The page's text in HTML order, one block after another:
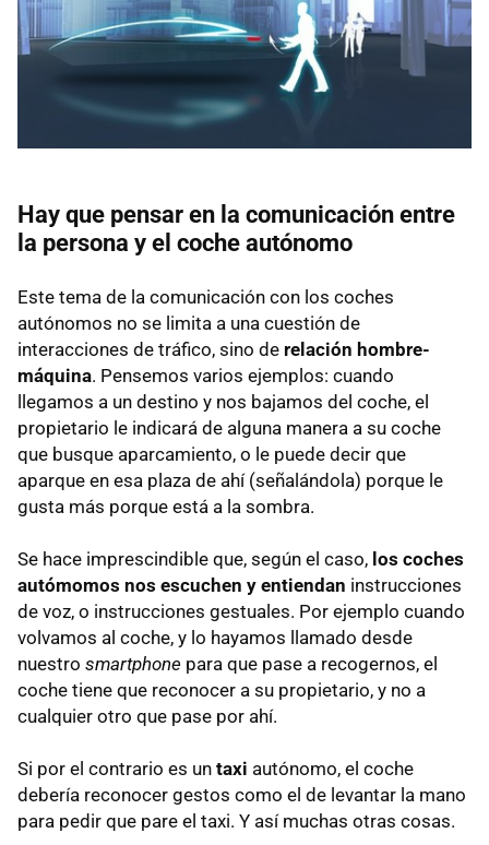
Hay que pensar en la comunicación entre
la persona y el coche autónomo
Este tema de la comunicación con los coches
autónomos no se limita a una cuestión de
interacciones de tráfico, sino de relación hombre-
máquina. Pensemos varios ejemplos: cuando
llegamos a un destino y nos bajamos del coche, el
propietario le indicará de alguna manera a su coche
que busque aparcamiento, o le puede decir que
aparque en esa plaza de ahí (señalándola) porque le
gusta más porque está a la sombra.
Se hace imprescindible que, según el caso, los coches
autómomos nos escuchen y entiendan instrucciones
de voz, o instrucciones gestuales. Por ejemplo cuando
volvamos al coche, y lo hayamos llamado desde
nuestro smartphone para que pase a recogernos, el
coche tiene que reconocer a su propietario, y no a
cualquier otro que pase por ahí.
Si por el contrario es un taxi autónomo, el coche
debería reconocer gestos como el de levantar la mano
para pedir que pare el taxi. Y así muchas otras cosas.